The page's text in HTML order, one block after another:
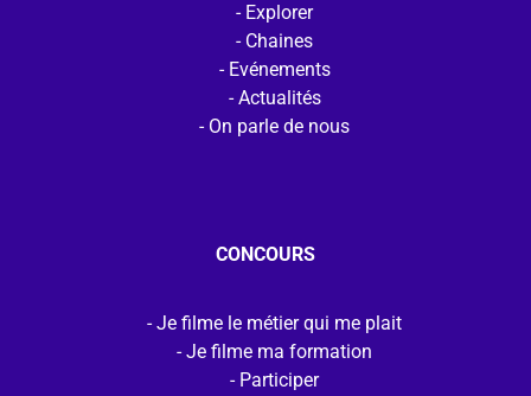
Explorer
Chaines
Evénements
Actualités
On parle de nous
CONCOURS
Je filme le métier qui me plait
Je filme ma formation
Participer